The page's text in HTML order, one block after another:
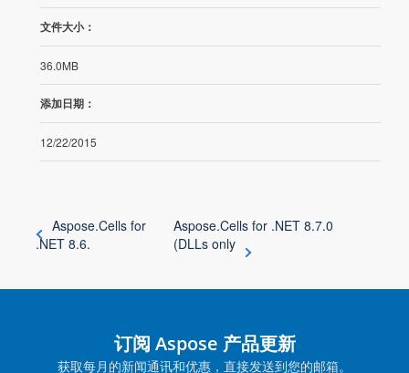
文件大小：
36.0MB
添加日期：
12/22/2015
Aspose.Cells for
.NET 8.6.
Aspose.Cells for .NET 8.7.0
(DLLs only
订阅 Aspose 产品更新
获取每月的新闻通讯和优惠，直接发送到您的邮箱。